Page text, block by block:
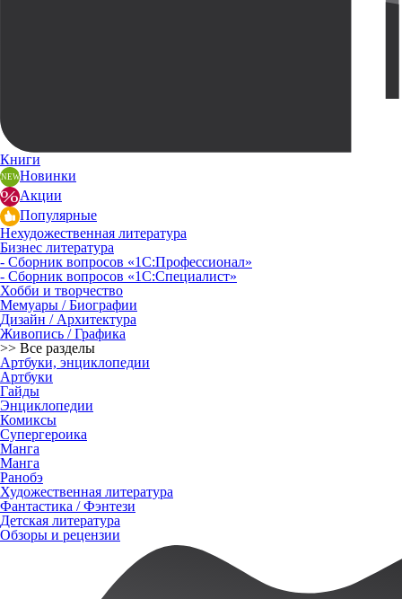
Книги
Новинки
Акции
Популярные
Нехудожественная литература
Бизнес литература
- Сборник вопросов «1С:Профессионал»
- Сборник вопросов «1С:Специалист»
Хобби и творчество
Мемуары / Биографии
Дизайн / Архитектура
Живопись / Графика
>> Все разделы
Артбуки, энциклопедии
Артбуки
Гайды
Энциклопедии
Комиксы
Супергероика
Манга
Манга
Ранобэ
Художественная литература
Фантастика / Фэнтези
Детская литература
Обзоры и рецензии